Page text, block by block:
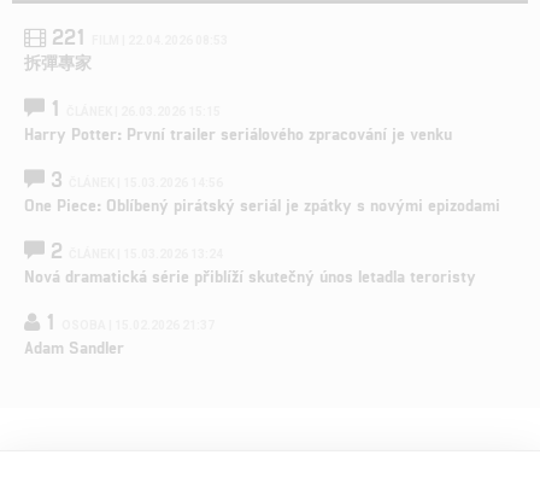
221
拆彈專家
1
Harry Potter: První trailer seriálového zpracování je venku
3
One Piece: Oblíbený pirátský seriál je zpátky s novými epizodami
2
Nová dramatická série přiblíží skutečný únos letadla teroristy
1
Adam Sandler